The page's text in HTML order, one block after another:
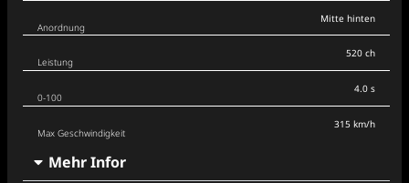
Anordnung
Mitte hinten
Leistung
0-100
Max Geschwindigkeit
520 ch
4.0 s
315 km/h
Mehr Infor